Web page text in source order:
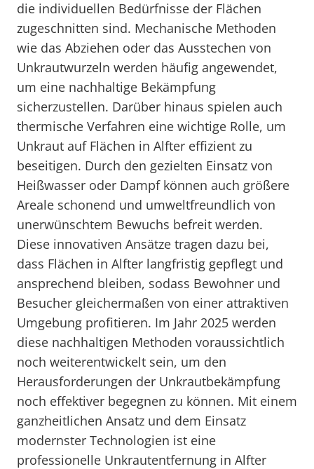
die individuellen Bedürfnisse der Flächen
zugeschnitten sind. Mechanische Methoden
wie das Abziehen oder das Ausstechen von
Unkrautwurzeln werden häufig angewendet,
um eine nachhaltige Bekämpfung
sicherzustellen. Darüber hinaus spielen auch
thermische Verfahren eine wichtige Rolle, um
Unkraut auf Flächen in Alfter effizient zu
beseitigen. Durch den gezielten Einsatz von
Heißwasser oder Dampf können auch größere
Areale schonend und umweltfreundlich von
unerwünschtem Bewuchs befreit werden.
Diese innovativen Ansätze tragen dazu bei,
dass Flächen in Alfter langfristig gepflegt und
ansprechend bleiben, sodass Bewohner und
Besucher gleichermaßen von einer attraktiven
Umgebung profitieren. Im Jahr 2025 werden
diese nachhaltigen Methoden voraussichtlich
noch weiterentwickelt sein, um den
Herausforderungen der Unkrautbekämpfung
noch effektiver begegnen zu können. Mit einem
ganzheitlichen Ansatz und dem Einsatz
modernster Technologien ist eine
professionelle Unkrautentfernung in Alfter